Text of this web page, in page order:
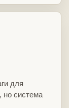
для
но система